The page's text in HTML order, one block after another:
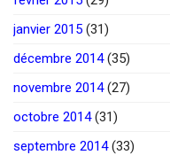
janvier 2015 (31)
décembre 2014(35)
novembre 2014(27)
octobre 2014(31)
septembre 2014(33)